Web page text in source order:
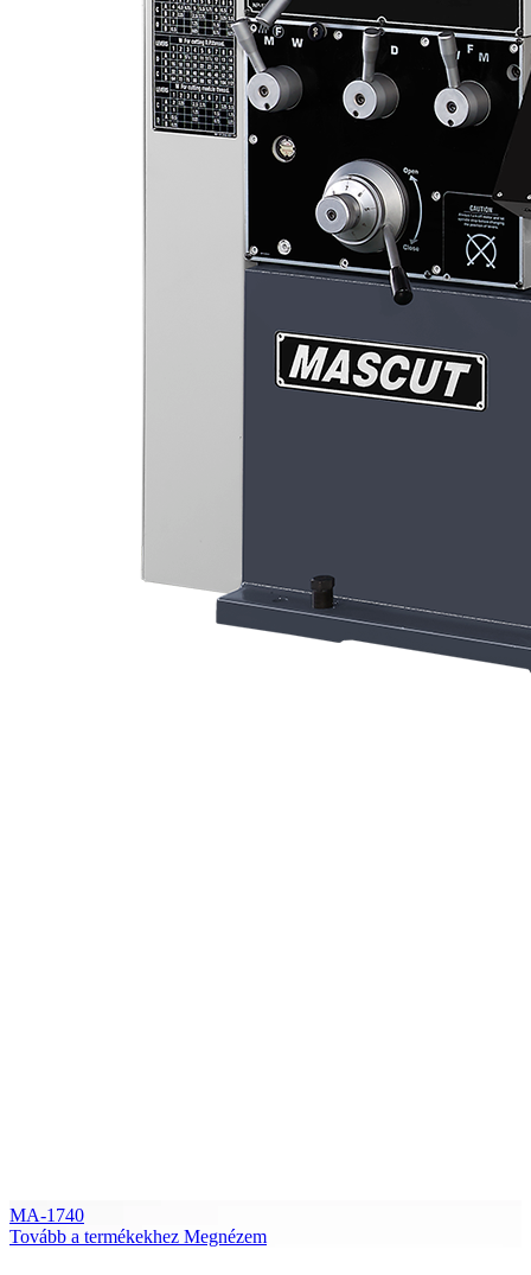
MA-1740
Tovább a termékekhez Megnézem